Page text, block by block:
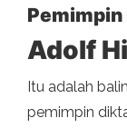
Adolf
Itu adalah
pemimpin